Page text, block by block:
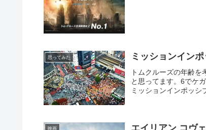
思ってみた ミッションイン
トムクルーズの年齢
と思ってます。6でケ
ミッションインポッシ
映画